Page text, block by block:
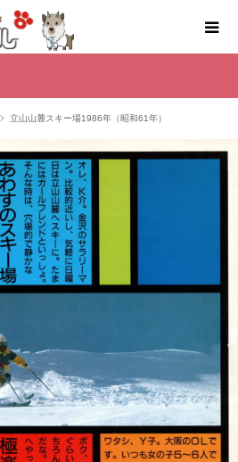
立山山麓スキー場1986年（昭和61年）